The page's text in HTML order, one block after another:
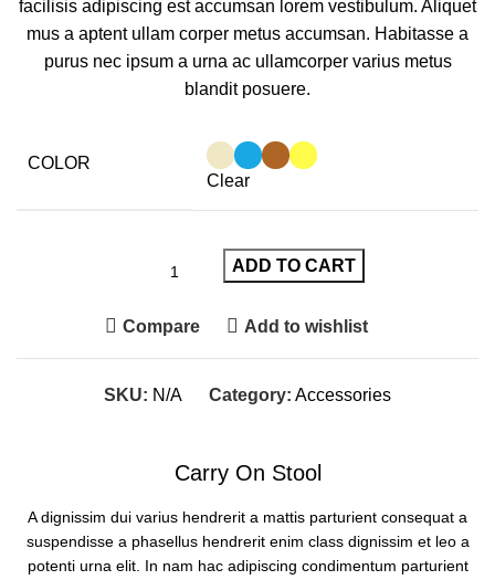
facilisis adipiscing est accumsan lorem vestibulum. Aliquet
mus a aptent ullam corper metus accumsan. Habitasse a
purus nec ipsum a urna ac ullamcorper varius metus
blandit posuere.
COLOR
Clear
ADD TO CART
Compare Add to wishlist
SKU: N/A Category: Accessories
Carry On Stool
A dignissim dui varius hendrerit a mattis parturient consequat a
suspendisse a phasellus hendrerit enim class dignissim et leo a
potenti urna elit. In nam hac adipiscing condimentum parturient